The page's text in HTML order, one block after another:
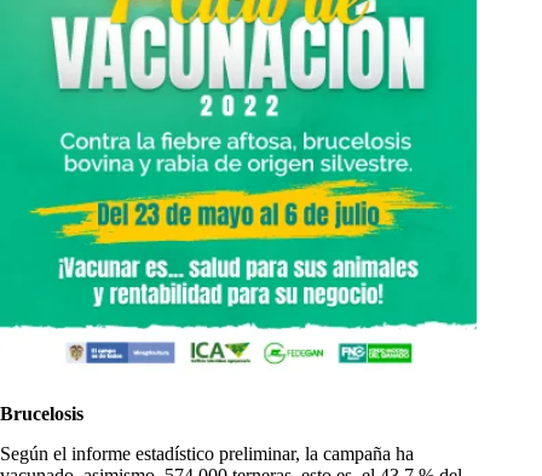
Brucelosis
Según el informe estadístico preliminar, la campaña ha